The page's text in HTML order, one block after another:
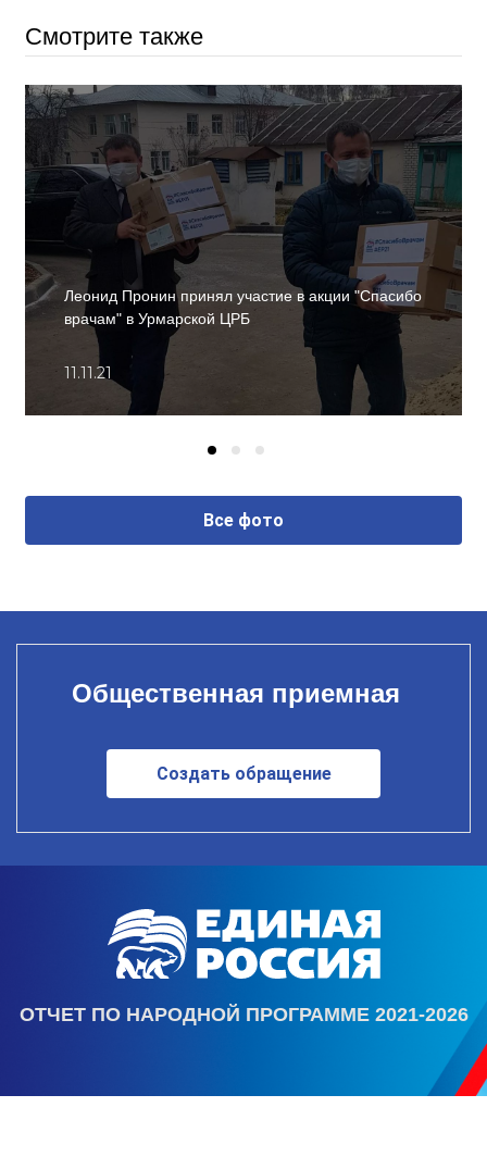
Смотрите также
Леонид Пронин принял участие в акции "Спасибо
врачам" в Урмарской ЦРБ
11.11.21
Все фото
Общественная приемная
Создать обращение
ОТЧЕТ ПО НАРОДНОЙ ПРОГРАММЕ 2021-2026